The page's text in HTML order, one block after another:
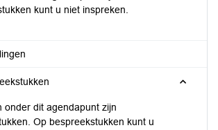
kunt u niet inspreken.
onder dit agendapunt zijn
Op bespreekstukken kunt u